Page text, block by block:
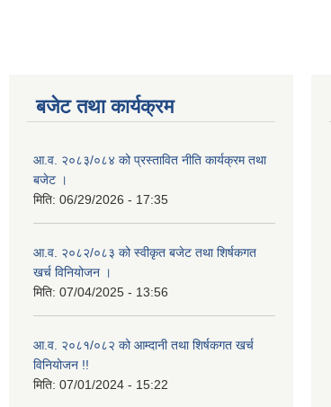
बजेट तथा कार्यक्रम
आ.व. २०८३/०८४ को प्रस्तावित नीति कार्यक्रम तथा
बजेट ।
मिति: 06/29/2026 - 17:35
आ.व. २०८२/०८३ को स्वीकृत बजेट तथा शिर्षकगत
खर्च विनियोजन ।
मिति: 07/04/2025 - 13:56
आ.व. २०८१/०८२ को आम्दानी तथा शिर्षकगत खर्च
विनियोजन !!
मिति: 07/01/2024 - 15:22